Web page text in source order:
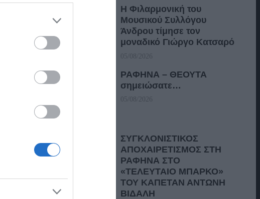
Η Φιλαρμονική του
Μουσικού Συλλόγου
Άνδρου τίμησε τον
μοναδικό Γιώργο Κατσαρό
05/08/2026
ΡΑΦΗΝΑ – ΘΕΟΥΤΑ
σημειώσατε…
05/08/2026
ΣΥΓΚΛΟΝΙΣΤΙΚΟΣ
ΑΠΟΧΑΙΡΕΤΙΣΜΟΣ ΣΤΗ
ΡΑΦΗΝΑ ΣΤΟ
«ΤΕΛΕΥΤΑΙΟ ΜΠΑΡΚΟ»
ΤΟΥ ΚΑΠΕΤΑΝ ΑΝΤΩΝΗ
ΒΙΔΑΛΗ